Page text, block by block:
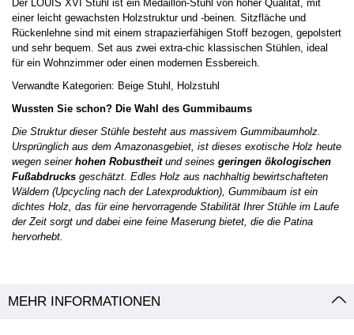
Der LOUIS XVI Stuhl ist ein Medaillon-Stuhl von hoher Qualität, mit
einer leicht gewachsten Holzstruktur und -beinen. Sitzfläche und
Rückenlehne sind mit einem strapazierfähigen Stoff bezogen, gepolstert
und sehr bequem. Set aus zwei extra-chic klassischen Stühlen, ideal
für ein Wohnzimmer oder einen modernen Essbereich.
Verwandte Kategorien: Beige Stuhl
Holzstuhl
Wussten Sie schon? Die Wahl des Gummibaums
Die Struktur dieser Stühle besteht aus massivem Gummibaumholz.
Ursprünglich aus dem Amazonasgebiet, ist dieses exotische Holz heute
wegen seiner hohen Robustheitund seines geringen ökologischen
Fußabdrucks geschätzt. Edles Holz aus nachhaltig bewirtschafteten
Wäldern (Upcycling nach der Latexproduktion), Gummibaum ist ein
dichtes Holz, das für eine hervorragende Stabilität Ihrer Stühle im Laufe
der Zeit sorgt und dabei eine feine Maserung bietet, die die Patina
hervorhebt.
MEHR INFORMATIONEN